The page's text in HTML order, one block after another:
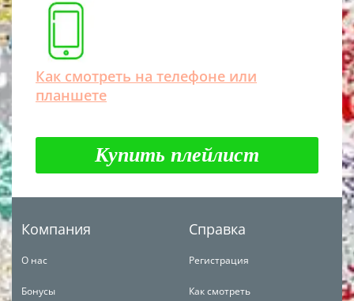
Как смотреть на телефоне или
планшете
Купить плейлист
Компания
О нас
Бонусы
Справка
Регистрация
Как смотреть